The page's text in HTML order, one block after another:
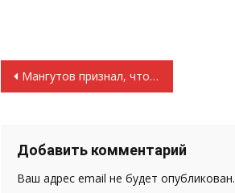
Навигация
записям
Мангутов признал, что в Инсаре есть бомжи – поджигатели…
Добавить комментарий
Ваш адрес email не будет опубликован.